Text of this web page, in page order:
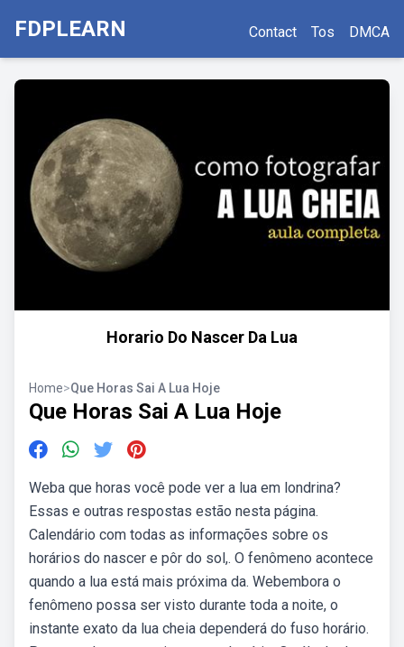
FDPLEARN Contact Tos DMCA
Horario Do Nascer Da Lua
Home>Que Horas Sai A Lua Hoje
Que Horas Sai A Lua Hoje
Weba que horas você pode ver a lua em londrina?
Essas e outras respostas estão nesta página.
Calendário com todas as informações sobre os
horários do nascer e pôr do sol,. O fenômeno acontece
quando a lua está mais próxima da. Webembora o
fenômeno possa ser visto durante toda a noite, o
instante exato da lua cheia dependerá do fuso horário.